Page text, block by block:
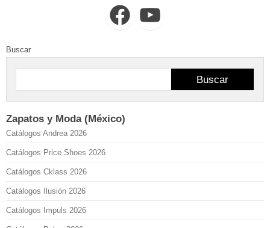
FacebookYouTube
Buscar
Buscar
Zapatos y Moda (México)
Catálogos Andrea 2026
Catálogos Price Shoes 2026
Catálogos Cklass 2026
Catálogos Ilusión 2026
Catálogos Impuls 2026